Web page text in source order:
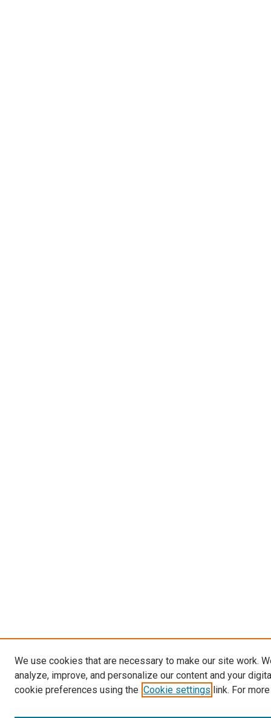
We use cookies that are necessary to make our site work.
analyze, improve, and personalize our content and your
cookie preferences using the Cookie settings link. For